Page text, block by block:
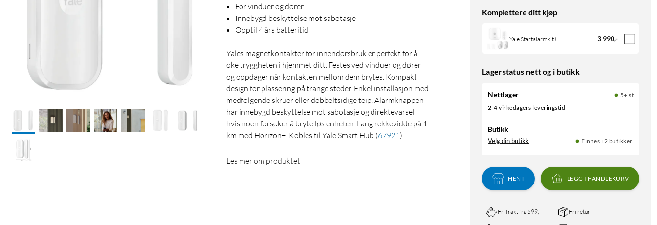
Komplettere ditt kjøp
Yale Startalarmkit+ 3 990,-
Lagerstatus nett og i butikk
Nettlager
5+ st
2-4 virkedagers leveringstid
Butikk
Velg din butikk Finnes i 2 butikker.
HENT LEGG I HANDLEKURV
Fri frakt fra 599,- Fri retur
For vinduer og dører
Innebygd beskyttelse mot sabotasje
Opptil 4 års batteritid
Yales magnetkontakter for innendørsbruk er perfekt for å
øke tryggheten i hjemmet ditt. Festes ved vinduer og dører
og oppdager når kontakten mellom dem brytes. Kompakt
design for plassering på trange steder. Enkel installasjon med
medfølgende skruer eller dobbeltsidige teip. Alarmknappen
har innebygd beskyttelse mot sabotasje og direktevarsel
hvis noen forsøker å bryte løs enheten. Lang rekkevidde på 1
km med Horizon+. Kobles til Yale Smart Hub (67921).
Les mer om produktet